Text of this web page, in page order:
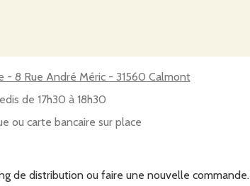
- 8 Rue André Méric - 31560 Calmont
de 17h30 à 18h30
ou carte bancaire sur place
de distribution ou faire une nouvelle commande.